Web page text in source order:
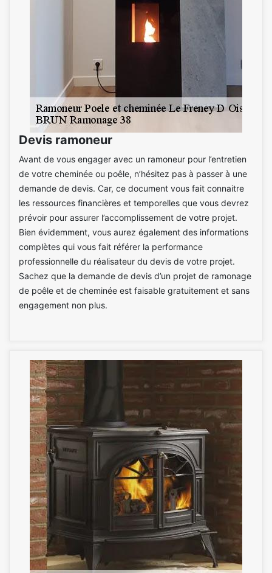
Devis ramoneur
Avant de vous engager avec un ramoneur pour l’entretien
de votre cheminée ou poêle, n’hésitez pas à passer à une
demande de devis. Car, ce document vous fait connaitre
les ressources financières et temporelles que vous devrez
prévoir pour assurer l’accomplissement de votre projet.
Bien évidemment, vous aurez également des informations
complètes qui vous fait référer la performance
professionnelle du réalisateur du devis de votre projet.
Sachez que la demande de devis d’un projet de ramonage
de poêle et de cheminée est faisable gratuitement et sans
engagement non plus.